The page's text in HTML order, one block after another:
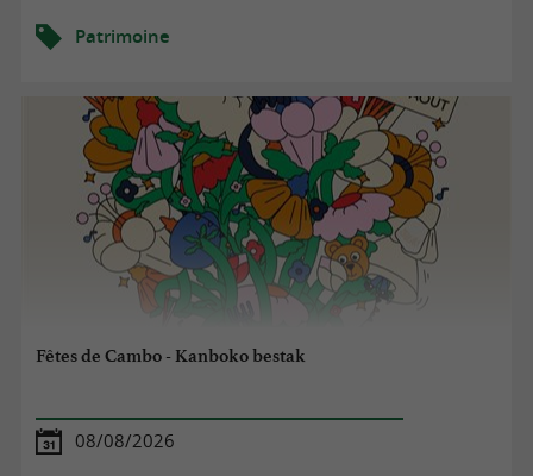
Patrimoine
Fêtes de Cambo - Kanboko bestak
08/08/2026